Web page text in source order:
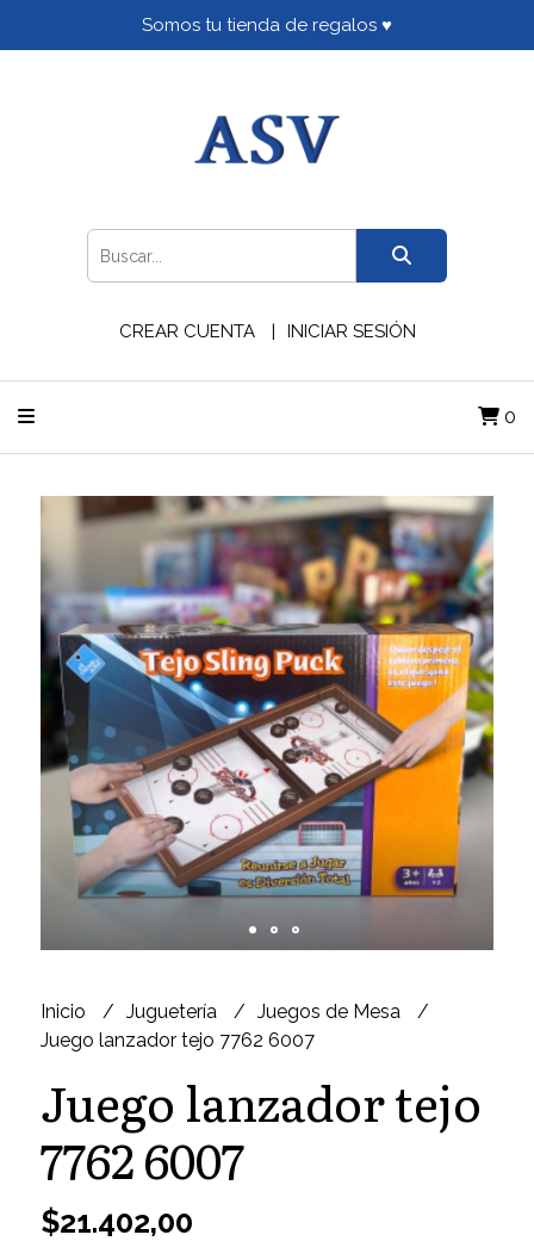
Somos tu tienda de regalos ♥
CREAR CUENTA INICIAR SESIÓN
0
Inicio Juguetería
Juegos de Mesa
Juego lanzador tejo 7762 6007
Juego lanzador tejo
7762 6007
$21.402,00